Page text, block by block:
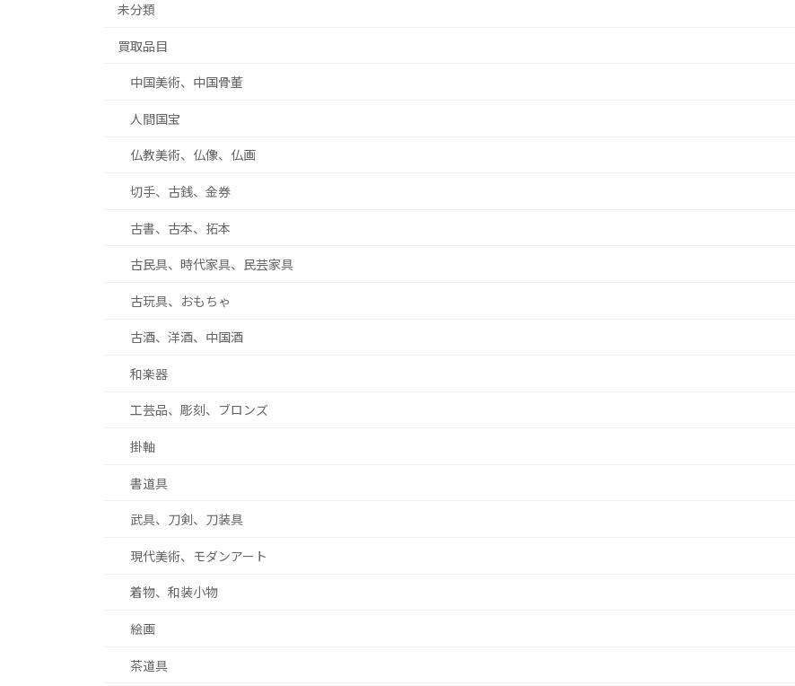
未分類
買取品目
中国美術、中国骨董
人間国宝
仏教美術、仏像、仏画
切手、古銭、金券
古書、古本、拓本
古民具、時代家具、民芸家具
古玩具、おもちゃ
古酒、洋酒、中国酒
和楽器
工芸品、彫刻、ブロンズ
掛軸
書道具
武具、刀剣、刀装具
現代美術、モダンアート
着物、和装小物
絵画
茶道具